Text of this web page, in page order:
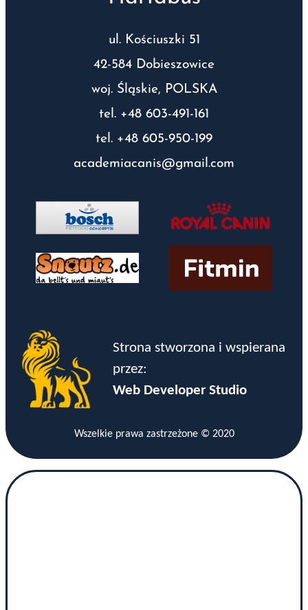
ul. Kościuszki 51
42-584 Dobieszowice
woj. Śląskie, POLSKA
tel. +48 603-491-161
tel. +48 605-950-199
academiacanis@gmail.com
Strona stworzona i wspierana
przez:
Web Developer Studio
Wszelkie prawa zastrzeżone © 2020